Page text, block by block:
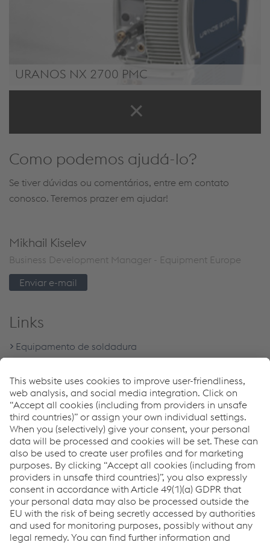
URANOS NX 2700 PMC
Como podemos ajudá-lo?
Se tiver dúvidas ou comentários, entre em contato
conosco. Teremos prazer em ajudar!
Mikhail Kiselev
Business Development Manager - Equipment Europe
Enviar e-mail
Links
Equipamento de soldadura
Programa de garantia de 5 anos
Distribuidores & Service Partners
Downloads
Inverters for Arc WeldingPDF | 10,51 MB
TERRA NX - BrochurePDF | 5,61 MB